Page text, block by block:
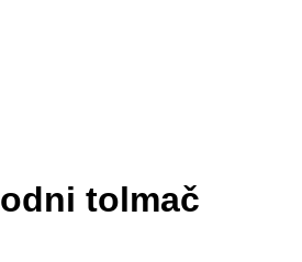
tolmač